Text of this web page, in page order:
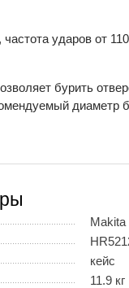
ударов от
бурить
диаметр
Makita
кейс
11.9 кг